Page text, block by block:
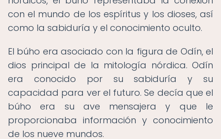
con el mundo de los espíritus y los dioses, así
como la sabiduría y el conocimiento oculto.
El búho era asociado con la figura de Odín, el
dios principal de la mitología nórdica. Odín
era conocido por su sabiduría y su
capacidad para ver el futuro. Se decía que el
búho era su ave mensajera y que le
proporcionaba información y conocimiento
de los nueve mundos.